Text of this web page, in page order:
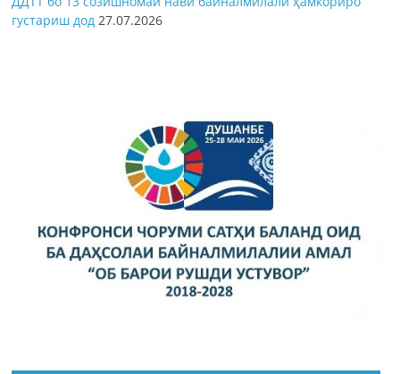
густариш дод 27.07.2026